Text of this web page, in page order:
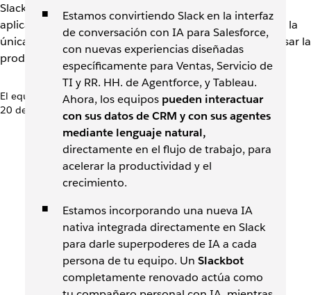
Slack es donde se reúnen las personas, los datos, las
aplicaciones, los agentes, la IA y los flujos de trabajo. Es la
única plataforma con el contexto necesario para impulsar la
productividad a la velocidad de la IA.
El equipo de Slack
20 de octubre de 2025
Estamos convirtiendo Slack en la interfaz
de conversación con IA para Salesforce,
con nuevas experiencias diseñadas
específicamente para Ventas, Servicio de
TI y RR. HH. de Agentforce, y Tableau.
Ahora, los equipos pueden interactuar
con sus datos de CRM y con sus agentes
mediante lenguaje natural,
directamente en el flujo de trabajo, para
acelerar la productividad y el
crecimiento.
Estamos incorporando una nueva IA
nativa integrada directamente en Slack
para darle superpoderes de IA a cada
persona de tu equipo. Un Slackbot
completamente renovado actúa como